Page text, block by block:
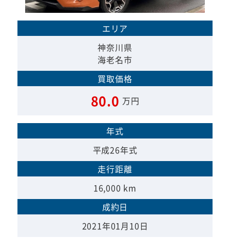
エリア
神奈川県
海老名市
買取価格
80.0 万円
年式
平成26年式
走行距離
16,000 km
成約日
2021年01月10日